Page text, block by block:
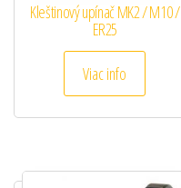
Kleštinový upínač MK2 / M10 /
ER25
Viac info